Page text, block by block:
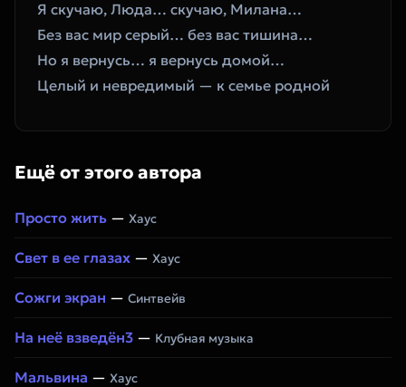
Я скучаю, Люда… скучаю, Милана…
Без вас мир серый… без вас тишина…
Но я вернусь… я вернусь домой…
Целый и невредимый — к семье родной
Ещё от этого автора
Просто жить — Хаус
Свет в ее глазах — Хаус
Сожги экран — Синтвейв
На неё взведён3 — Клубная музыка
Мальвина — Хаус